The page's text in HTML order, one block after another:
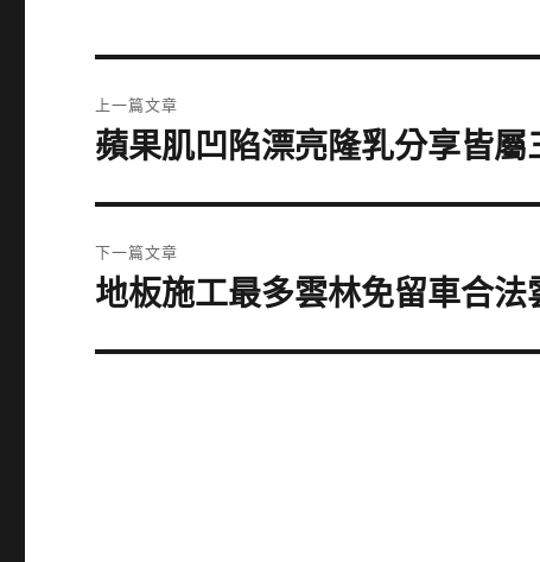
章
上一篇文章
上
篇
文
章:
蘋果肌凹陷漂亮隆乳分享皆
下一篇文章
下
篇
地板施工最多雲林免留車合